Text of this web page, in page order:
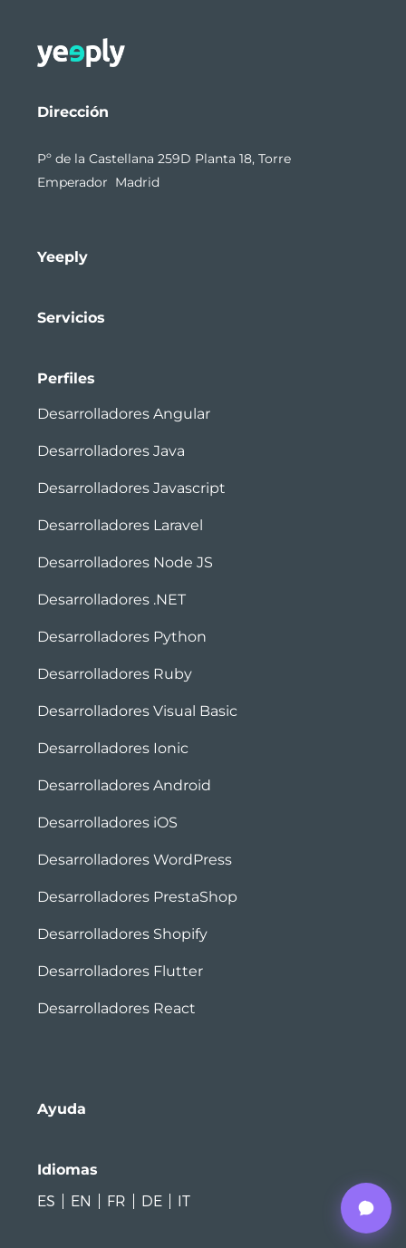
Dirección
Pº de la Castellana 259D Planta 18, Torre
Emperador Madrid
Yeeply
Servicios
Perfiles
Desarrolladores Angular
Desarrolladores Java
Desarrolladores Javascript
Desarrolladores Laravel
Desarrolladores Node JS
Desarrolladores .NET
Desarrolladores Python
Desarrolladores Ruby
Desarrolladores Visual Basic
Desarrolladores Ionic
Desarrolladores Android
Desarrolladores iOS
Desarrolladores WordPress
Desarrolladores PrestaShop
Desarrolladores Shopify
Desarrolladores Flutter
Desarrolladores React
Ayuda
Idiomas
ES
EN FR DE IT